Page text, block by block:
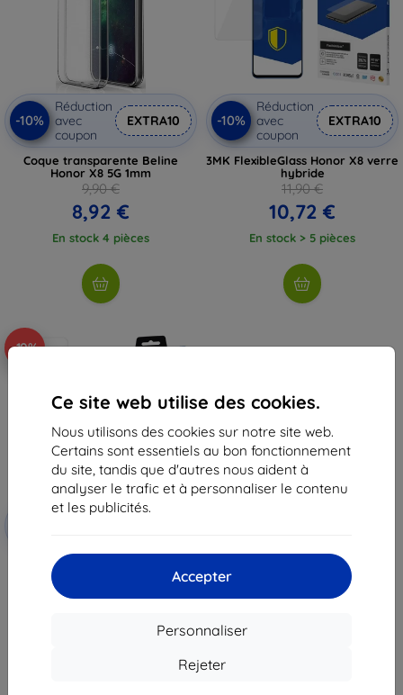
Ce site web utilise des cookies.
Nous utilisons des cookies sur notre site web.
Certains sont essentiels au bon fonctionnement
du site, tandis que d'autres nous aident à
analyser le trafic et à personnaliser le contenu
et les publicités.
Accepter
Personnaliser
Rejeter
-10%
Réduction
avec
coupon
EXTRA10
Coque transparente Beline
Honor X8 5G 1mm
9,90 €
8,92 €
En stock 4 pièces
-10%
Réduction
avec
coupon
EXTRA10
3MK FlexibleGlass Honor X8 verre
hybride
11,90 €
10,72 €
En stock > 5 pièces
-10%
Réduction
3mk FlexibleGlass Hybrid verre
de protection pour Honor X8 5G